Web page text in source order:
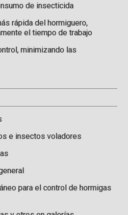
de insecticida
rápida del hormiguero,
el tiempo de trabajo
minimizando las
e insectos voladores
para el control de hormigas